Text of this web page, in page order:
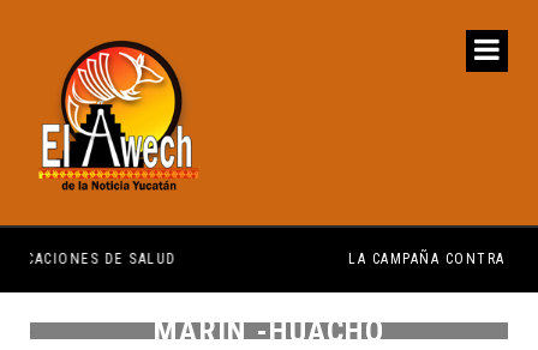
LA CAMPAÑA CONTRA EL DENGUE SERÁ PERMANENTE Y ORDENADA
MARÍN -HUACHO